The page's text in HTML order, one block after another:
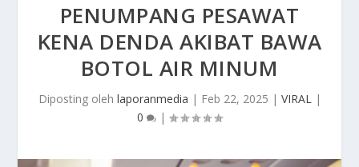
PENUMPANG PESAWAT
KENA DENDA AKIBAT BAWA
BOTOL AIR MINUM
Diposting oleh laporanmedia | Feb 22, 2025 | VIRAL|
0
|